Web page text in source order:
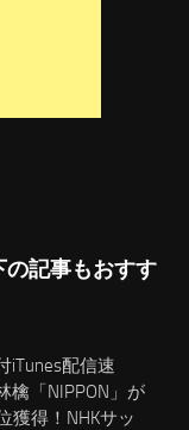
の記事もおすす
iTunes配信速
檎「NIPPON」が
獲得！NHKサッ